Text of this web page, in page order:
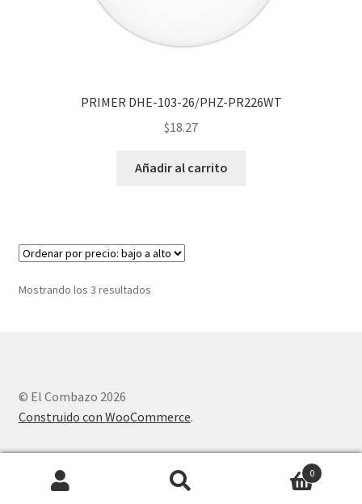
PRIMER DHE-103-26/PHZ-PR226WT
$18.27
Añadir al carrito
Mostrando los 3 resultados
© El Combazo 2026
Construido con WooCommerce.
0